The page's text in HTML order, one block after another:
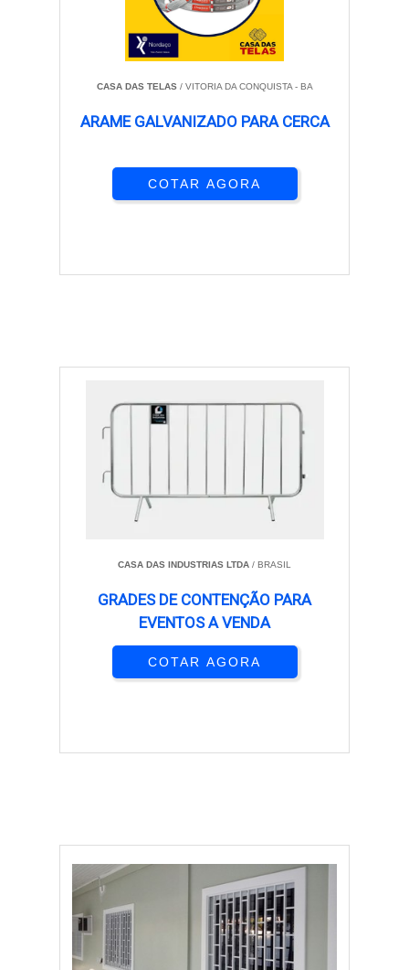
CASA DAS TELAS/ VITORIA DA CONQUISTA - BA
ARAME GALVANIZADO PARA CERCA
COTAR AGORA
CASA DAS INDUSTRIAS LTDA / BRASIL
GRADES DE CONTENÇÃO PARA
EVENTOS A VENDA
COTAR AGORA